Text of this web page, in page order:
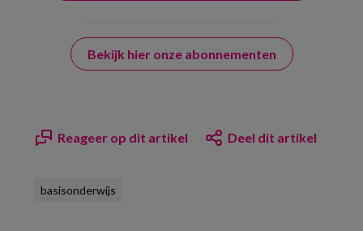
Bekijk hier onze abonnementen
Reageer op dit artikel Deel dit artikel
basisonderwijs